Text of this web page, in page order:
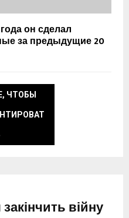
он сделал
за предыдущие 20
ЧТОБЫ
війну